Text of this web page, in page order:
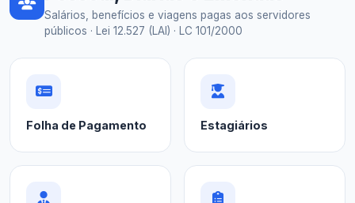
Salários, benefícios e viagens pagas aos servidores
públicos · Lei 12.527 (LAI) · LC 101/2000
Folha de Pagamento Estagiários